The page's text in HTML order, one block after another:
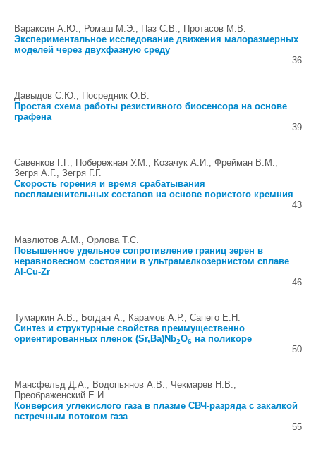
Вараксин А.Ю., Ромаш М.Э., Паз С.В., Протасов М.В.
Экспериментальное исследование движения малоразмерных
моделей через двухфазную среду
36
Давыдов С.Ю., Посредник О.В.
Простая схема работы резистивного биосенсора на основе
графена
39
Савенков Г.Г., Побережная У.М., Козачук А.И., Фрейман В.М.,
Зегря А.Г., Зегря Г.Г.
Скорость горения и время срабатывания
воспламенительных составов на основе пористого кремния
43
Мавлютов А.М., Орлова Т.С.
Повышенное удельное сопротивление границ зерен в
неравновесном состоянии в ультрамелкозернистом сплаве
Al-Cu-Zr
46
Тумаркин А.В., Богдан А., Карамов А.Р., Сапего Е.Н.
Синтез и структурные свойства преимущественно
ориентированных пленок (Sr,Ba)Nb2O6 на поликоре
50
Мансфельд Д.А., Водопьянов А.В., Чекмарев Н.В.,
Преображенский Е.И.
Конверсия углекислого газа в плазме СВЧ-разряда с закалкой
встречным потоком газа
55